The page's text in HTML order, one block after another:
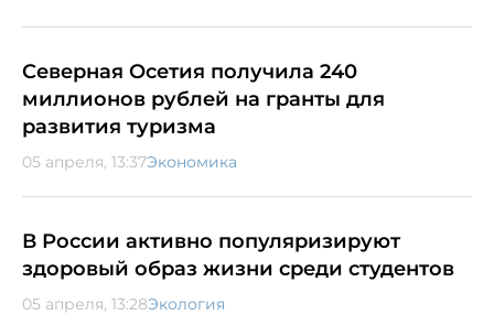
Северная Осетия получила 240
миллионов рублей на гранты для
развития туризма
05 апреля, 13:37Экономика
В России активно популяризируют
здоровый образ жизни среди студентов
05 апреля, 13:28Экология